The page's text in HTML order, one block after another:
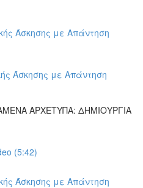
Άσκησης με Απάντηση
Άσκησης με Απάντηση
ΑΡΧΕΤΥΠΑ: ΔΗΜΙΟΥΡΓΙΑ
(5:42)
Άσκησης με Απάντηση